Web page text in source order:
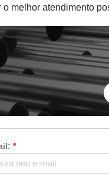
melhor atendimento
*